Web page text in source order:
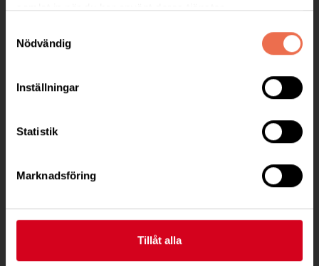
samlat in när du har använt deras tjänster.
Nödvändig
Inställningar
Statistik
Marknadsföring
Tillåt alla
Besöksadress:
Box 4086
PG 90 10 07-5 | BG 901-0075 | Swishgåva 90 100
Till kontaktsidan